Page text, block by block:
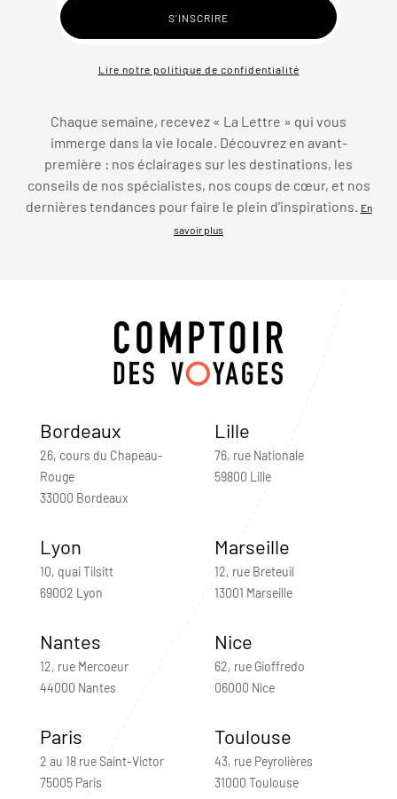
Lire notre politique de confidentialité
Chaque semaine, recevez « La Lettre » qui vous
immerge dans la vie locale. Découvrez en avant-
première : nos éclairages sur les destinations, les
conseils de nos spécialistes, nos coups de cœur, et nos
dernières tendances pour faire le plein d’inspirations.
En
savoir plus
Bordeaux
26, cours du Chapeau-
Rouge
33000 Bordeaux
Lille
76, rue Nationale
59800 Lille
Lyon
10, quai Tilsitt
69002 Lyon
Marseille
12, rue Breteuil
13001 Marseille
Nantes
12, rue Mercoeur
44000 Nantes
Nice
62, rue Gioffredo
06000 Nice
Paris
2 au 18 rue Saint-Victor
75005 Paris
Toulouse
43, rue Peyrolières
31000 Toulouse